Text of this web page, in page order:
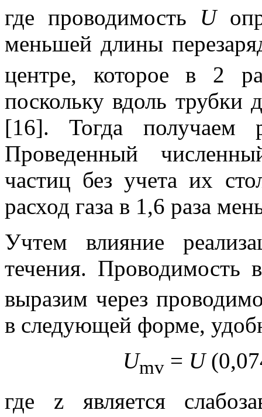
где проводимость U
меньшей длины
центре, которое в 2
поскольку вдоль трубки
[16]. Тогда получаем
Проведенный
частиц без учета их
расход газа в 1,6 раза
Учтем влияние
течения.
выразим через
в следующей форме,
Umv= U
где zявляется